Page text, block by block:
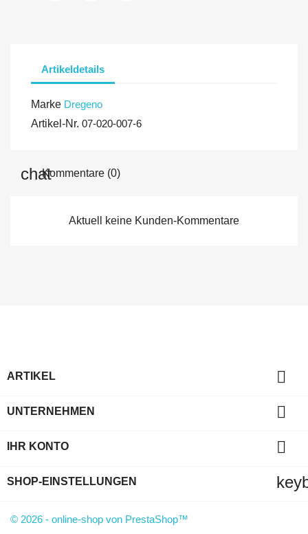
Artikeldetails
Marke Dregeno
Artikel-Nr. 07-020-007-6
Kommentare (0)
Aktuell keine Kunden-Kommentare
ARTIKEL 
UNTERNEHMEN 
IHR KONTO 
SHOP-EINSTELLUNGEN
© 2026 - online-shop von PrestaShop™